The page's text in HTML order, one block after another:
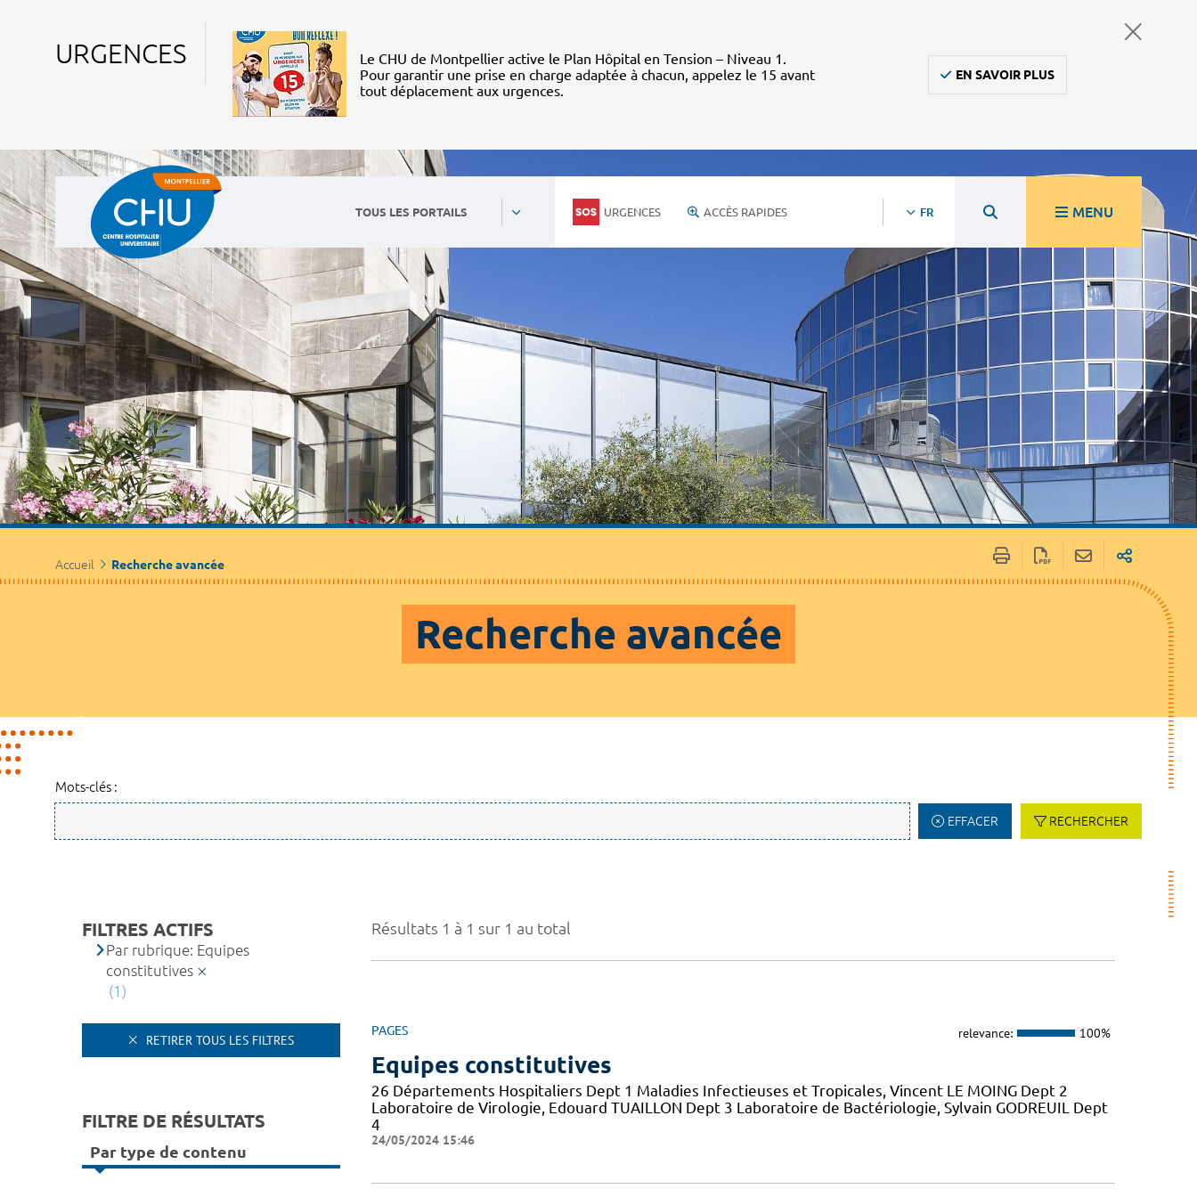
URGENCES
Le CHU de Montpellier active le Plan Hôpital en Tension – Niveau 1.
Pour garantir une prise en charge adaptée à chacun, appelez le 15 avant
tout déplacement aux urgences.
EN SAVOIR PLUS
TOUS LES PORTAILS URGENCES ACCÈS RAPIDES FR MENU
Accueil Recherche avancée
Recherche avancée
Mots-clés :
EFFACER RECHERCHER
Résultats 1 à 1 sur 1 au total
PAGES relevance: 100%
Equipes constitutives
26 Départements Hospitaliers Dept 1 Maladies Infectieuses et Tropicales, Vincent LE MOING Dept 2
Laboratoire de Virologie, Edouard TUAILLON Dept 3 Laboratoire de Bactériologie, Sylvain GODREUIL Dept
4
24/05/2024 15:46
FILTRES ACTIFS
Par rubrique: Equipes
constitutives
(1)
RETIRER TOUS LES FILTRES
FILTRE DE RÉSULTATS
Par type de contenu